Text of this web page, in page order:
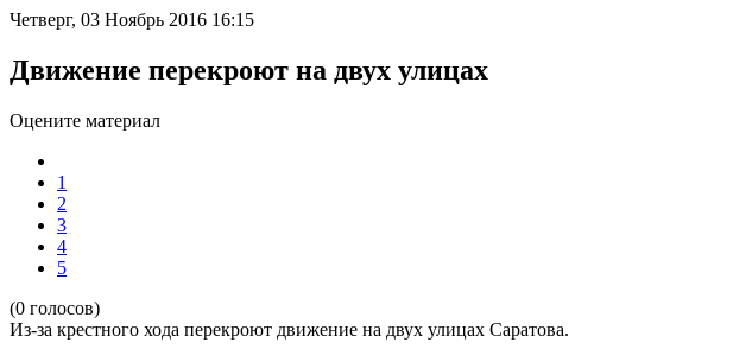
Четверг, 03 Ноябрь 2016 16:15
Движение перекроют на двух улицах
Оцените материал
1
2
3
4
5
(0 голосов)
Из-за крестного хода перекроют движение на двух улицах Саратова.